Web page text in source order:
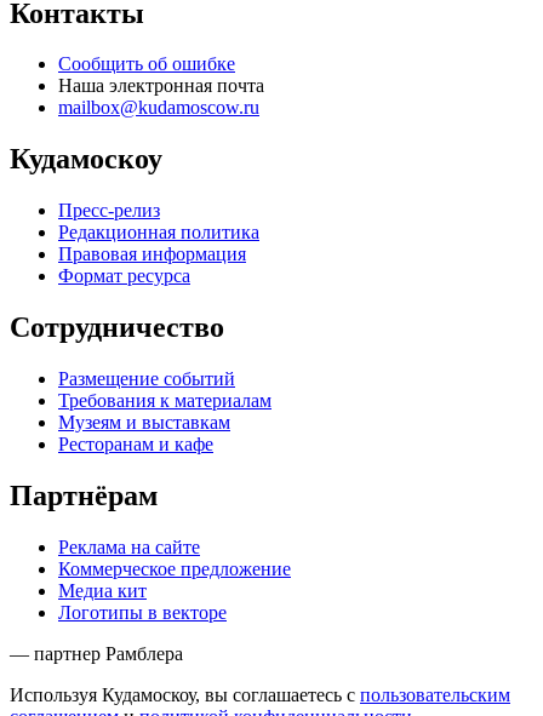
Контакты
Сообщить об ошибке
Наша электронная почта
mailbox@kudamoscow.ru
Кудамоскоу
Пресс-релиз
Редакционная политика
Правовая информация
Формат ресурса
Сотрудничество
Размещение событий
Требования к материалам
Музеям и выставкам
Ресторанам и кафе
Партнёрам
Реклама на сайте
Коммерческое предложение
Медиа кит
Логотипы в векторе
— партнер Рамблера
Используя Кудамоскоу, вы соглашаетесь с пользовательским